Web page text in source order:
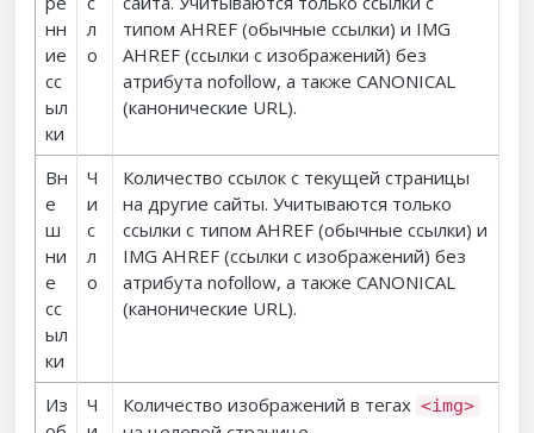
нн
ие
сс
ыл
ки
л
о
типом AHREF (обычные ссылки) и IMG
AHREF (ссылки с изображений) без
атрибута nofollow, а также CANONICAL
(канонические URL).
Вн
е
ш
ни
е
сс
ыл
ки
Ч
и
с
л
о
Количество ссылок с текущей страницы
на другие сайты. Учитываются только
ссылки с типом AHREF (обычные ссылки) и
IMG AHREF (ссылки с изображений) без
атрибута nofollow, а также CANONICAL
(канонические URL).
Из
Ч
Количество изображений в тегах <img>